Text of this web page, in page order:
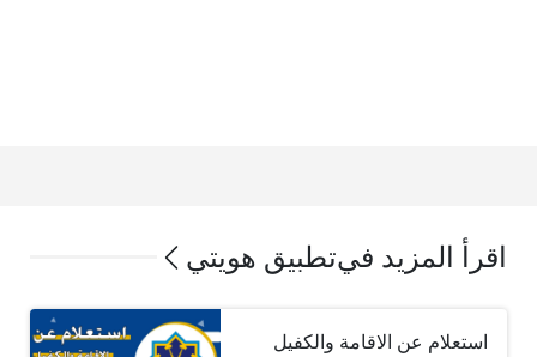
اقرأ المزيد فيتطبيق هويتي
استعلام عن الاقامة والكفيل